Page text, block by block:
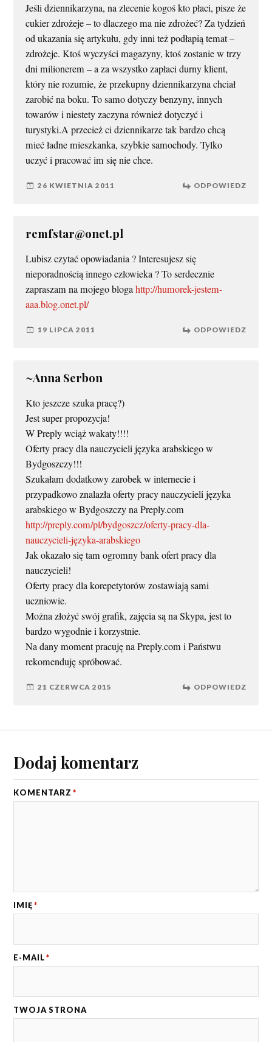
Jeśli dziennikarzyna, na zlecenie kogoś kto płaci, pisze że
cukier zdrożeje – to dlaczego ma nie zdrożeć? Za tydzień
od ukazania się artykułu, gdy inni też podłapią temat –
zdrożeje. Ktoś wyczyści magazyny, ktoś zostanie w trzy
dni milionerem – a za wszystko zapłaci durny klient,
który nie rozumie, że przekupny dziennikarzyna chciał
zarobić na boku. To samo dotyczy benzyny, innych
towarów i niestety zaczyna również dotyczyć i
turystyki.A przecież ci dziennikarze tak bardzo chcą
mieć ładne mieszkanka, szybkie samochody. Tylko
uczyć i pracować im się nie chce.
26 KWIETNIA 2011 ODPOWIEDZ
remfstar@onet.pl
Lubisz czytać opowiadania ? Interesujesz się
nieporadnością innego człowieka ? To serdecznie
zapraszam na mojego blogahttp://humorek-jestem-
aaa.blog.onet.pl/
19 LIPCA 2011 ODPOWIEDZ
~Anna Serbon
Kto jeszcze szuka pracę?)
Jest super propozycja!
W Preply wciąż wakaty!!!!
Oferty pracy dla nauczycieli języka arabskiego w
Bydgoszczy!!!
Szukałam dodatkowy zarobek w internecie i
przypadkowo znalazła oferty pracy nauczycieli języka
arabskiego w Bydgoszczy na Preply.com
http://preply.com/pl/bydgoszcz/oferty-pracy-dla-
nauczycieli-języka-arabskiego
Jak okazało się tam ogromny bank ofert pracy dla
nauczycieli!
Oferty pracy dla korepetytorów zostawiają sami
uczniowie.
Można złożyć swój grafik, zajęcia są na Skypa, jest to
bardzo wygodnie i korzystnie.
Na dany moment pracuję na Preply.com i Państwu
rekomenduję spróbować.
21 CZERWCA 2015 ODPOWIEDZ
Dodaj komentarz
KOMENTARZ *
IMIĘ *
E-MAIL *
TWOJA STRONA